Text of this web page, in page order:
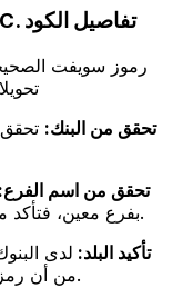
ISLAMI BANK BANGLADESH PLC. تفاصيل الكود
رموز سويفت
تحقق من البنك:
تحقق من اسم الفرع:
بفرع معين، فتأكد من أن هذا الفرع يطابق فرع المستلم.
تأكيد البلد: لدى
من أن رمز سويفت يتوافق مع بلد البنك الوجهة.